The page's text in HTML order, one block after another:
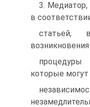
3.
в
статьей,
процедуры
которые могут